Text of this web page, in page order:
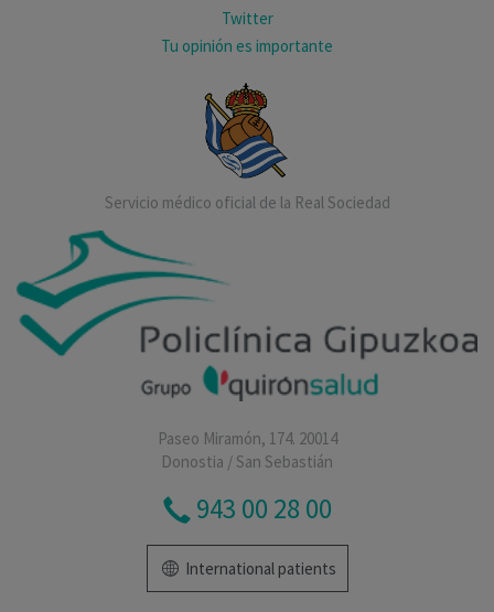
Twitter
Tu opinión es importante
Servicio médico oficial de la Real Sociedad
Paseo Miramón, 174. 20014
Donostia / San Sebastián
943 00 28 00
International patients